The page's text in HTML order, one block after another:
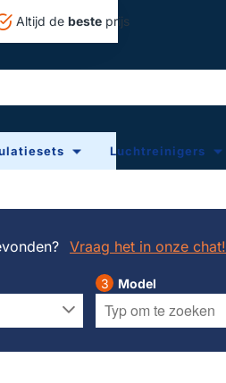
Altijd de beste prijs
Luchtreinigers
Vraag het in onze chat!
Model